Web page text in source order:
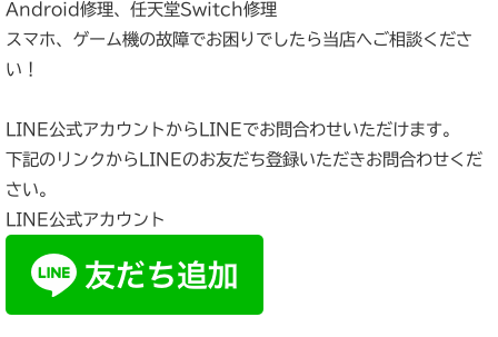
Android修理、任天堂Switch修理
スマホ、ゲーム機の故障でお困りでしたら当店へご相談くださ
い！
LINE公式アカウントからLINEでお問合わせいただけます。
下記のリンクからLINEのお友だち登録いただきお問合わせくだ
さい。
LINE公式アカウント